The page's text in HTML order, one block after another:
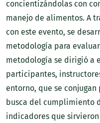
concientizándolas con
manejo de alimentos. A
con este evento, se
metodología para
metodología se dirigió a
participantes,
entorno, que se
busca del cumplimiento
indicadores que